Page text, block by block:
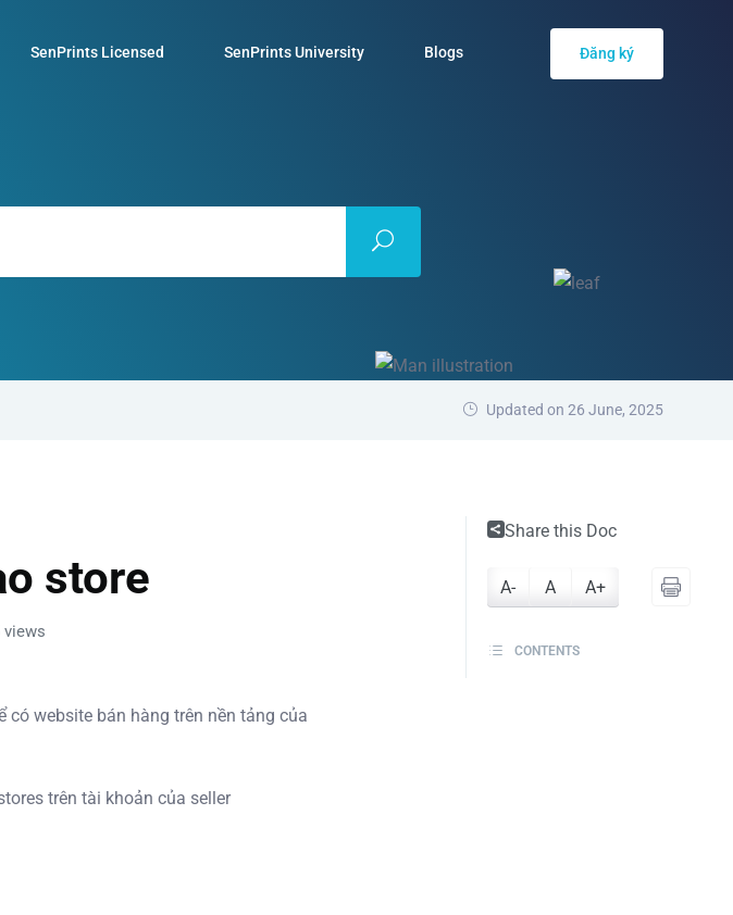
SenPrints Licensed SenPrints University Blogs Đăng ký
Updated on 26 June, 2025
store
views
có website bán hàng trên nền tảng của
trên tài khoản của seller
Share this Doc
A- A A+
CONTENTS